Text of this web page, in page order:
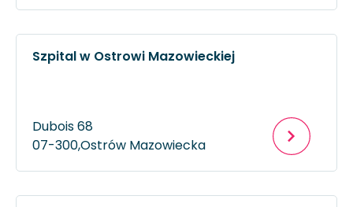
Szpital w Ostrowi Mazowieckiej
Dubois 68
07-300,Ostrów Mazowiecka